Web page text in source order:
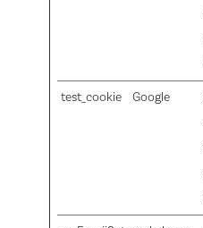
test_cookie Google